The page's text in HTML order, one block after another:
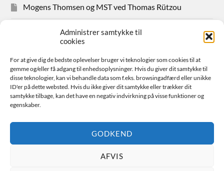
Administrer samtykke til
cookies
For at give dig de bedste oplevelser bruger vi teknologier som cookies til at
gemme og/eller få adgang til enhedsoplysninger. Hvis du giver dit samtykke til
disse teknologier, kan vi behandle data som f.eks. browsingadfærd eller unikke
ID'er på dette websted. Hvis du ikke giver dit samtykke eller trækker dit
samtykke tilbage, kan det have en negativ indvirkning på visse funktioner og
egenskaber.
GODKEND
AFVIS
Mogens Thomsen og MST ved Thomas Rützou
Avisudklip 2024
Sager for medlemmer
Bestyrelsen
Avisudklip 2026